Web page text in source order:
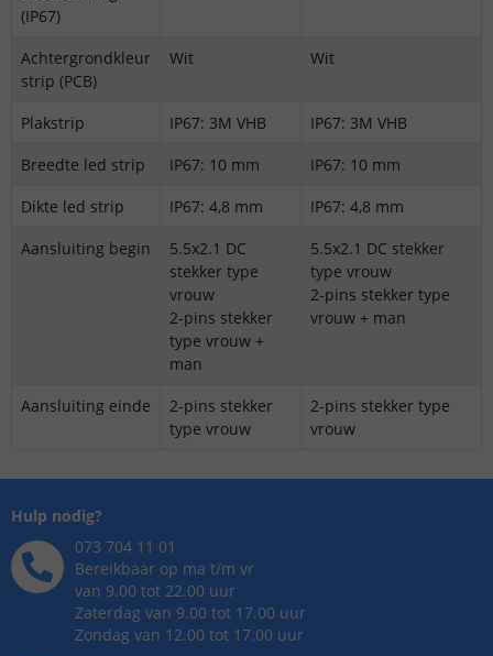
(IP67)
Achtergrondkleur
strip (PCB)
Wit Wit
Plakstrip IP67: 3M VHB
IP67: 3M VHB
Breedte led strip
IP67: 10 mm
IP67: 10 mm
Dikte led strip
IP67: 4,8 mm
IP67: 4,8 mm
Aansluiting begin
5.5x2.1 DC
stekker type
vrouw
2-pins stekker
type vrouw +
man
5.5x2.1 DC stekker
type vrouw
2-pins stekker type
vrouw + man
Aansluiting einde
2-pins stekker
type vrouw
2-pins stekker type
vrouw
Hulp nodig?
073 704 11 01
Bereikbaar op ma t/m vr
van 9.00 tot 22.00 uur
Zaterdag van 9.00 tot 17.00 uur
Zondag van 12.00 tot 17.00 uur